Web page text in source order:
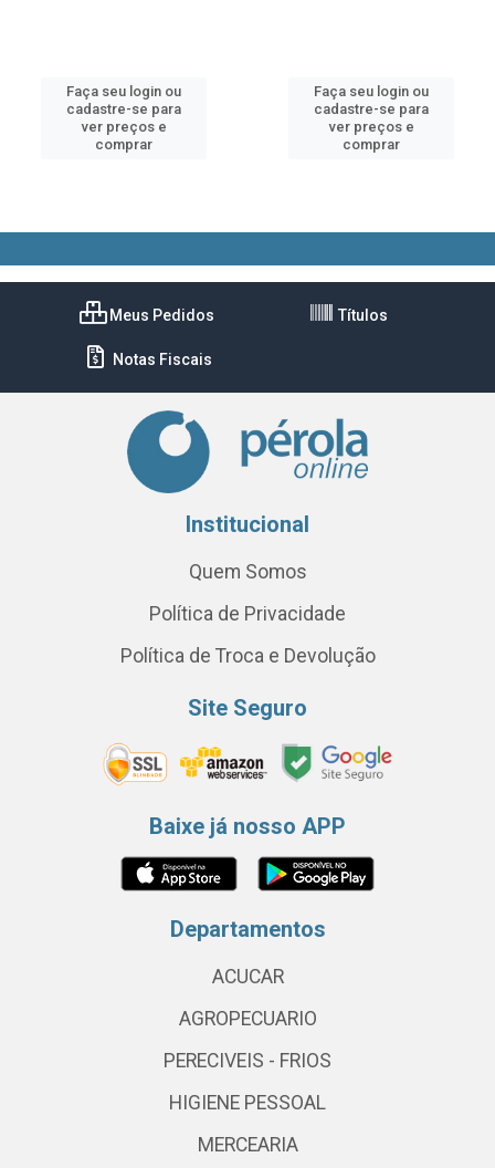
Faça seu login ou
cadastre-se para
ver preços e
comprar
Faça seu login ou
cadastre-se para
ver preços e
comprar
Meus Pedidos Títulos
Notas Fiscais
Institucional
Quem Somos
Política de Privacidade
Política de Troca e Devolução
Site Seguro
Baixe já nosso APP
Departamentos
ACUCAR
AGROPECUARIO
PERECIVEIS - FRIOS
HIGIENE PESSOAL
MERCEARIA